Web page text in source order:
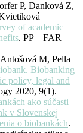
P, Danková Z,
of academic
. PP – FAR
M, Pella
Biobanking
policy, legal and
2020, 9(1).
ako súčasti
v Slovenskej
o biobankách.